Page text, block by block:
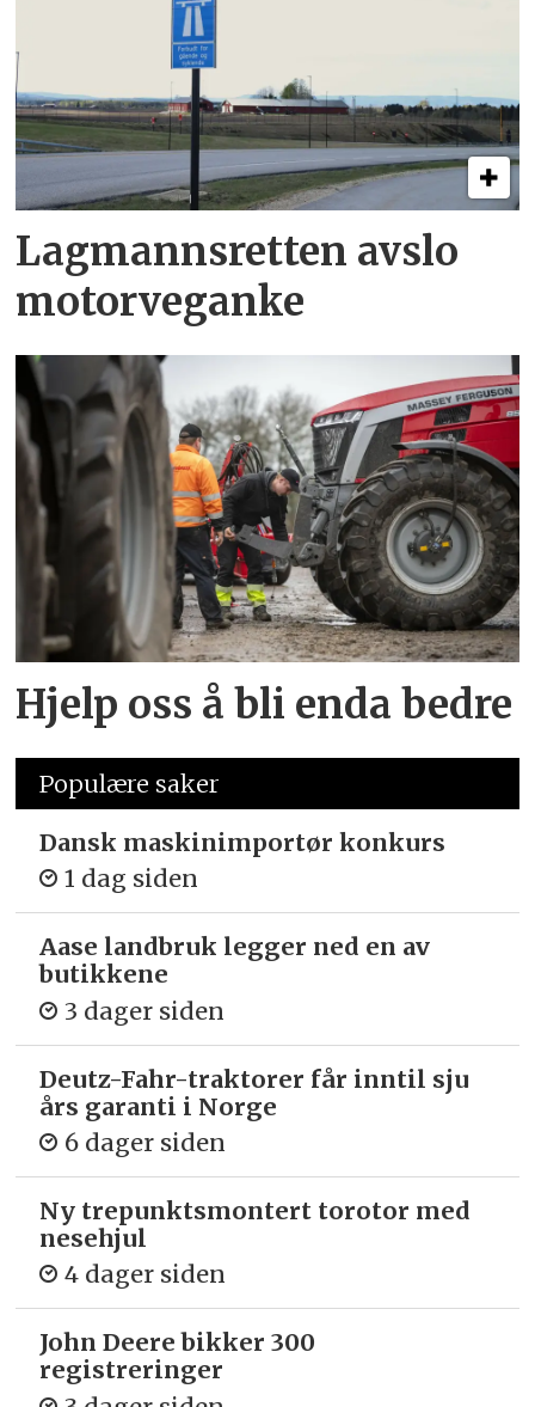
Lagmannsretten avslo
motorveganke
Hjelp oss å bli enda bedre
Populære saker
Dansk maskinimportør konkurs
1 dag siden
Aase landbruk legger ned en av
butikkene
3 dager siden
Deutz-Fahr-traktorer får inntil sju
års garanti i Norge
6 dager siden
Ny trepunkts­montert torotor med
nesehjul
4 dager siden
John Deere bikker 300
registreringer